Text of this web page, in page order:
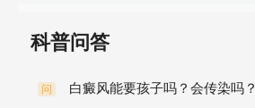
科普问答
问 白癜风能要孩子吗？会传染吗？